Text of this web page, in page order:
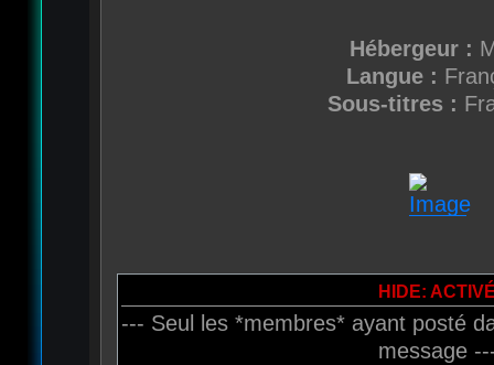
Hébergeur :
Langue :
Sous-titres :
HIDE:
--- Seul les *membres* ayant posté
message